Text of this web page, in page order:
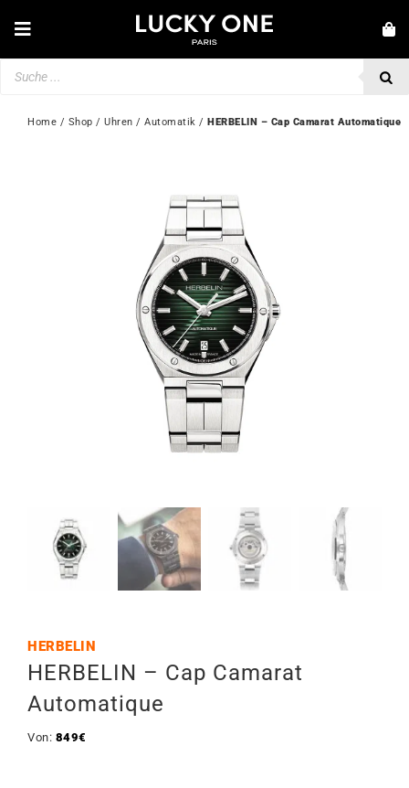
InhaltToggle
Navigation
Home / Shop / Uhren / Automatik / HERBELIN – Cap Camarat Automatique
HERBELIN
HERBELIN – Cap Camarat
Automatique
Von: 849€